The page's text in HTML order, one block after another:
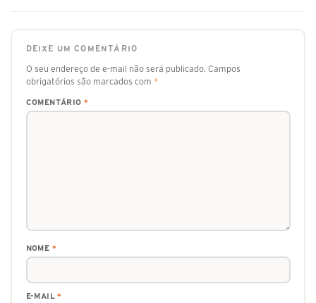
DEIXE UM COMENTÁRIO
O seu endereço de e-mail não será publicado. Campos
obrigatórios são marcados com *
COMENTÁRIO *
NOME *
E-MAIL*